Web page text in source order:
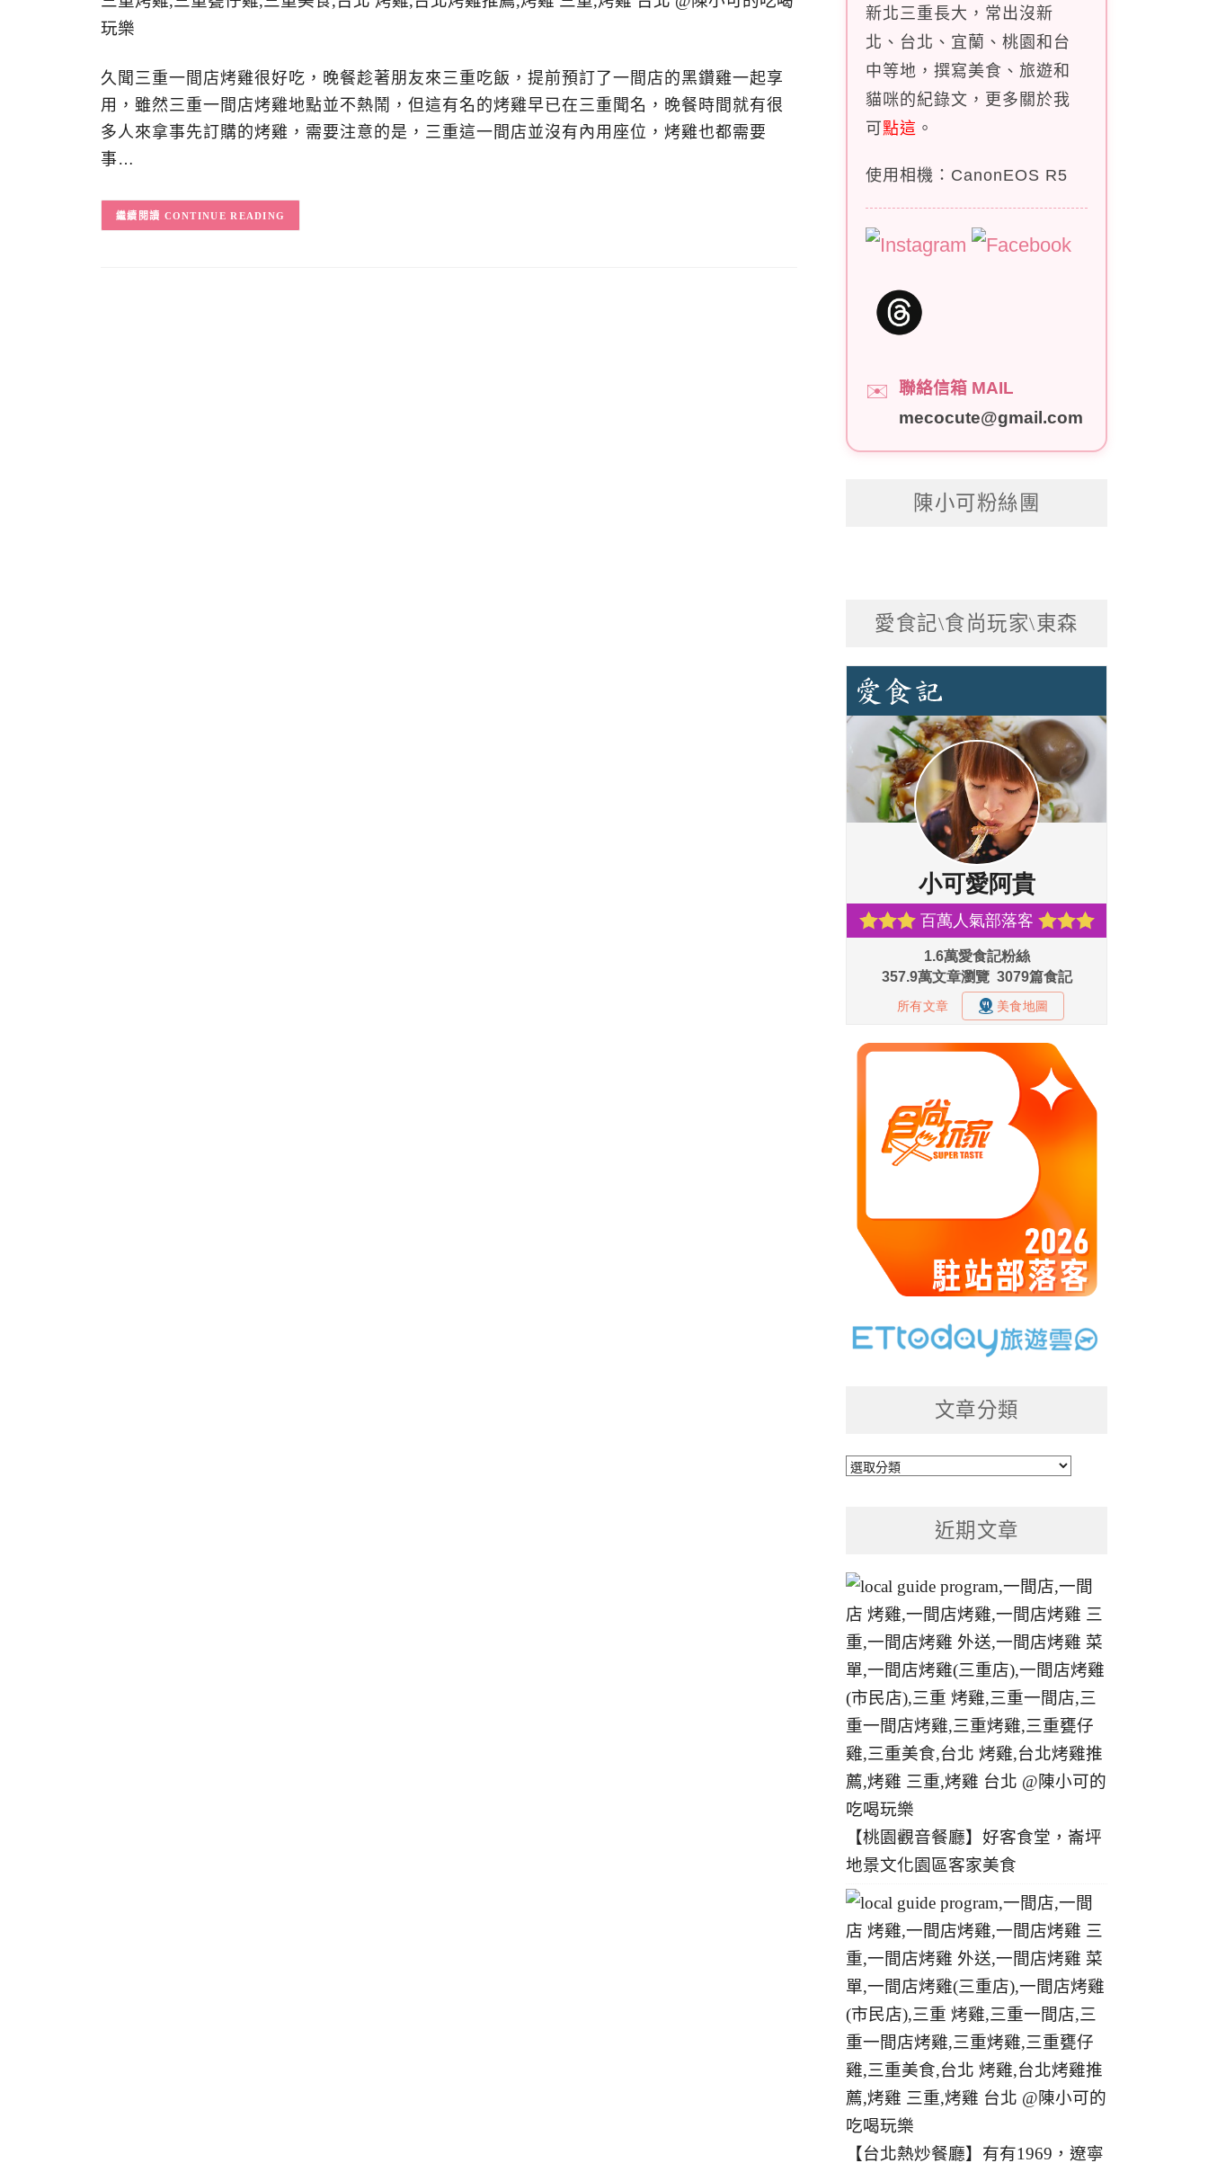
久聞三重一間店烤雞很好吃，晚餐趁著朋友來三重吃飯，提前預訂了一間店的黑鑽雞一起享
用，雖然三重一間店烤雞地點並不熱鬧，但這有名的烤雞早已在三重聞名，晚餐時間就有很
多人來拿事先訂購的烤雞，需要注意的是，三重這一間店並沒有內用座位，烤雞也都需要
事…
CONTINUE READING
新北三重長大，常出沒新
北、台北、宜蘭、桃園和台
中等地，撰寫美食、旅遊和
貓咪的紀錄文，更多關於我
可點這 。
使用相機：CanonEOS R5
✉️
聯絡信箱 MAIL
mecocute@gmail.com
陳小可粉絲團
愛食記\食尚玩家\東森
文章分類
文
近期文章
【桃園觀音餐廳】好客食堂，崙坪
地景文化園區客家美食
【台北熱炒餐廳】有有1969，遼寧